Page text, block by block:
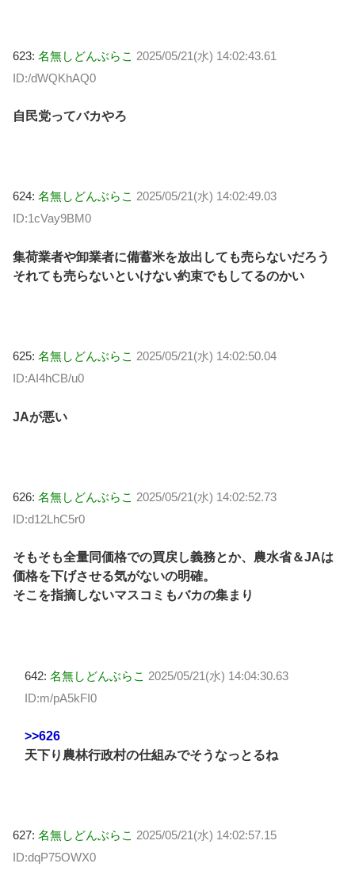
623: 名無しどんぶらこ 2025/05/21(水) 14:02:43.61
ID:/dWQKhAQ0
自民党ってバカやろ
624: 名無しどんぶらこ 2025/05/21(水) 14:02:49.03
ID:1cVay9BM0
集荷業者や卸業者に備蓄米を放出しても売らないだろう
それても売らないといけない約束でもしてるのかい
625: 名無しどんぶらこ 2025/05/21(水) 14:02:50.04
ID:AI4hCB/u0
JAが悪い
626: 名無しどんぶらこ 2025/05/21(水) 14:02:52.73
ID:d12LhC5r0
そもそも全量同価格での買戻し義務とか、農水省＆JAは
価格を下げさせる気がないの明確。
そこを指摘しないマスコミもバカの集まり
642: 名無しどんぶらこ 2025/05/21(水) 14:04:30.63
ID:m/pA5kFI0
>>626
天下り農林行政村の仕組みでそうなっとるね
627: 名無しどんぶらこ 2025/05/21(水) 14:02:57.15
ID:dqP75OWX0